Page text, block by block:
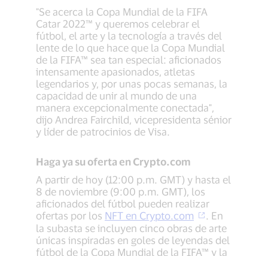
"Se acerca la Copa Mundial de la FIFA
Catar 2022™ y queremos celebrar el
fútbol, el arte y la tecnología a través del
lente de lo que hace que la Copa Mundial
de la FIFA™ sea tan especial: aficionados
intensamente apasionados, atletas
legendarios y, por unas pocas semanas, la
capacidad de unir al mundo de una
manera excepcionalmente conectada",
dijo Andrea Fairchild, vicepresidenta sénior
y líder de patrocinios de Visa.
Haga ya su oferta en Crypto.com
A partir de hoy (12:00 p.m. GMT) y hasta el
8 de noviembre (9:00 p.m. GMT), los
aficionados del fútbol pueden realizar
ofertas por los NFT en Crypto.com
. En
la subasta se incluyen cinco obras de arte
únicas inspiradas en goles de leyendas del
fútbol de la Copa Mundial de la FIFA™ y la